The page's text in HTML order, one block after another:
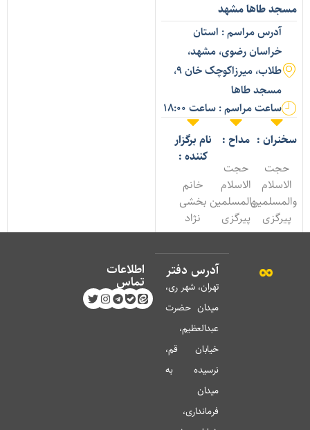
طاها مشهد
آدرس مراسم : استان
خراسان رضوی، مشهد،
طلاب، میرزاکوچک خان 9،
مسجد طاها
ساعت مراسم : ساعت 18:00
:
حجت
الاسلام
پیرگزی
مداح :
حجت
الاسلام
والمسلمین
پیرگزی
نام برگزار
کننده :
خانم
بخشی
آدرس دفتر
تهران، شهر ری،
میدان حضرت
عبدالعظیم،
خیابان قم،
نرسیده به
میدان
فرمانداری،
اطلاعات
تماس